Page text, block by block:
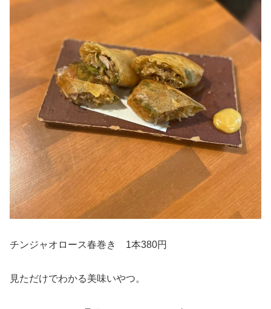
チンジャオロース春巻き 1本380円
見ただけでわかる美味いやつ。